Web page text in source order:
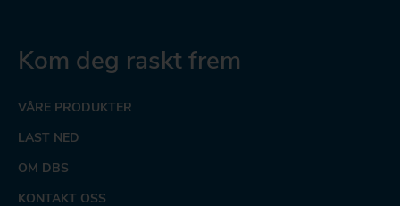
Kom deg raskt frem
VÅRE PRODUKTER
LAST NED
OM DBS
KONTAKT OSS